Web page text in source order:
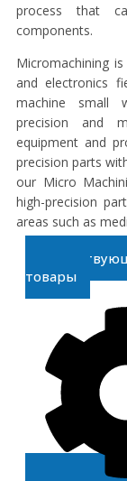
process that
components.
Micromachining
and electronics
machine small
precision and
equipment and
precision parts
our Micro
high-precision
areas such as
товары